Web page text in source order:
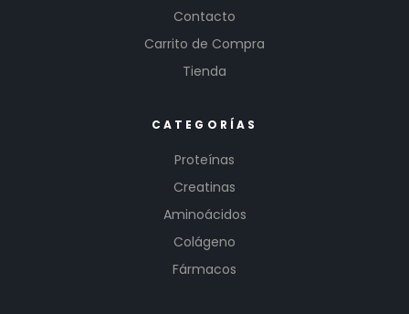
Contacto
Carrito de Compra
Tienda
CATEGORÍAS
Proteínas
Creatinas
Aminoácidos
Colágeno
Fármacos